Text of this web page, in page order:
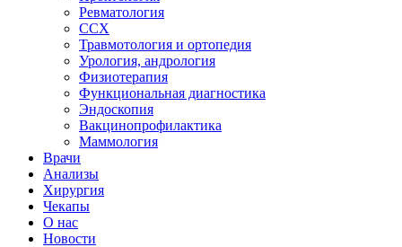
Ревматология
ССХ
Травмотология и ортопедия
Урология, андрология
Физиотерапия
Функциональная диагностика
Эндоскопия
Вакцинопрофилактика
Маммология
Врачи
Анализы
Хирургия
Чекапы
О нас
Новости